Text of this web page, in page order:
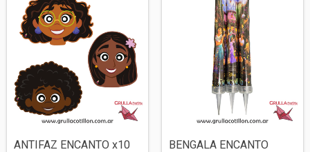
ANTIFAZ ENCANTO x10 BENGALA ENCANTO